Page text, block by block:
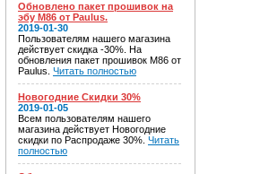
Обновлено пакет прошивок на
эбу M86 от Paulus.
2019-01-30
Пользователям нашего магазина
действует скидка -30%. На
обновления пакет прошивок M86 от
Paulus. Читать полностью
Новогодние Скидки 30%
2019-01-05
Всем пользователям нашего
магазина действует Новогодние
скидки по Распродаже 30%. Читать
полностью